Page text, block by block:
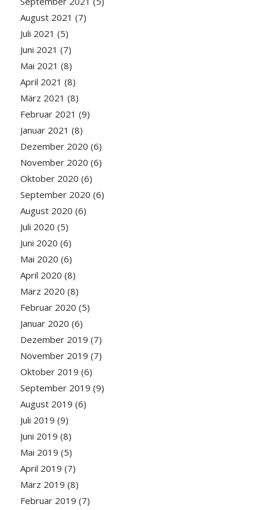
August 2021 (7)
Juli 2021 (5)
Juni 2021 (7)
Mai 2021 (8)
April 2021 (8)
März 2021 (8)
Februar 2021 (9)
Januar 2021 (8)
Dezember 2020 (6)
November 2020 (6)
Oktober 2020 (6)
September 2020 (6)
August 2020 (6)
Juli 2020 (5)
Juni 2020 (6)
Mai 2020 (6)
April 2020 (8)
März 2020 (8)
Februar 2020 (5)
Januar 2020 (6)
Dezember 2019 (7)
November 2019 (7)
Oktober 2019 (6)
September 2019 (9)
August 2019 (6)
Juli 2019 (9)
Juni 2019 (8)
Mai 2019 (5)
April 2019 (7)
März 2019 (8)
Februar 2019 (7)